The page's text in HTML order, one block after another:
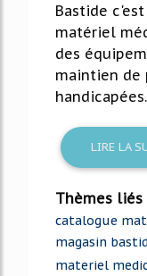
Bastide
matériel
des
maintien de
LIRE LA
Thèmes liés
catalogue
magasin
materiel